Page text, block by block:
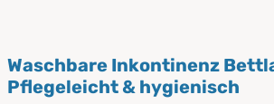
Waschbare Inkontinenz
Pflegeleicht & hygienisch